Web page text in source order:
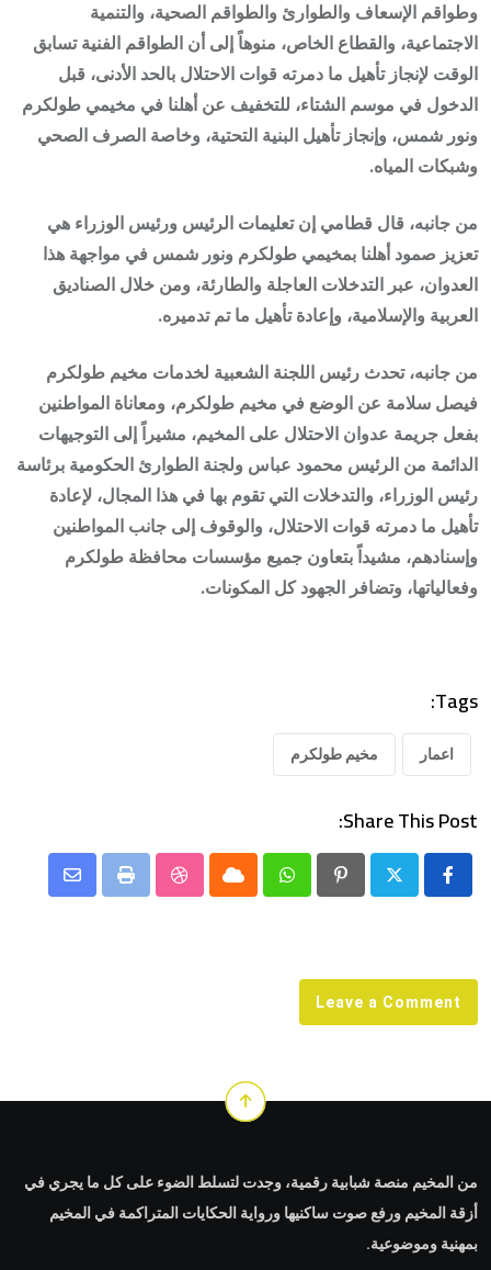
وطواقم الإسعاف والطوارئ والطواقم الصحية، والتنمية
الاجتماعية، والقطاع الخاص، منوهاً إلى أن الطواقم الفنية تسابق
الوقت لإنجاز تأهيل ما دمرته قوات الاحتلال بالحد الأدنى، قبل
الدخول في موسم الشتاء، للتخفيف عن أهلنا في مخيمي طولكرم
ونور شمس، وإنجاز تأهيل البنية التحتية، وخاصة الصرف الصحي
وشبكات المياه.
من جانبه، قال قطامي إن تعليمات الرئيس ورئيس الوزراء هي
تعزيز صمود أهلنا بمخيمي طولكرم ونور شمس في مواجهة هذا
العدوان، عبر التدخلات العاجلة والطارئة، ومن خلال الصناديق
العربية والإسلامية، وإعادة تأهيل ما تم تدميره.
من جانبه، تحدث رئيس اللجنة الشعبية لخدمات مخيم طولكرم
فيصل سلامة عن الوضع في مخيم طولكرم، ومعاناة المواطنين
بفعل جريمة عدوان الاحتلال على المخيم، مشيراً إلى التوجيهات
الدائمة من الرئيس محمود عباس ولجنة الطوارئ الحكومية برئاسة
رئيس الوزراء، والتدخلات التي تقوم بها في هذا المجال، لإعادة
تأهيل ما دمرته قوات الاحتلال، والوقوف إلى جانب المواطنين
وإسنادهم، مشيداً بتعاون جميع مؤسسات محافظة طولكرم
وفعالياتها، وتضافر الجهود كل المكونات.
Tags:
اعمار مخيم طولكرم
Share This Post:
Pinterest
Whatsapp
Cloud
StumbleUpon
Print
Share
Leave a Comment
من المخيم منصة شبابية رقمية، وجدت لتسلط الضوء على كل ما يجري في
أزقة المخيم ورفع صوت ساكنيها ورواية الحكايات المتراكمة في المخيم
بمهنية وموضوعية.